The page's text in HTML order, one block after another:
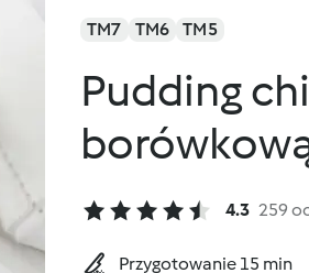
TM7 TM6 TM5
Pudding
4.3 259
Przygotowanie 15 min